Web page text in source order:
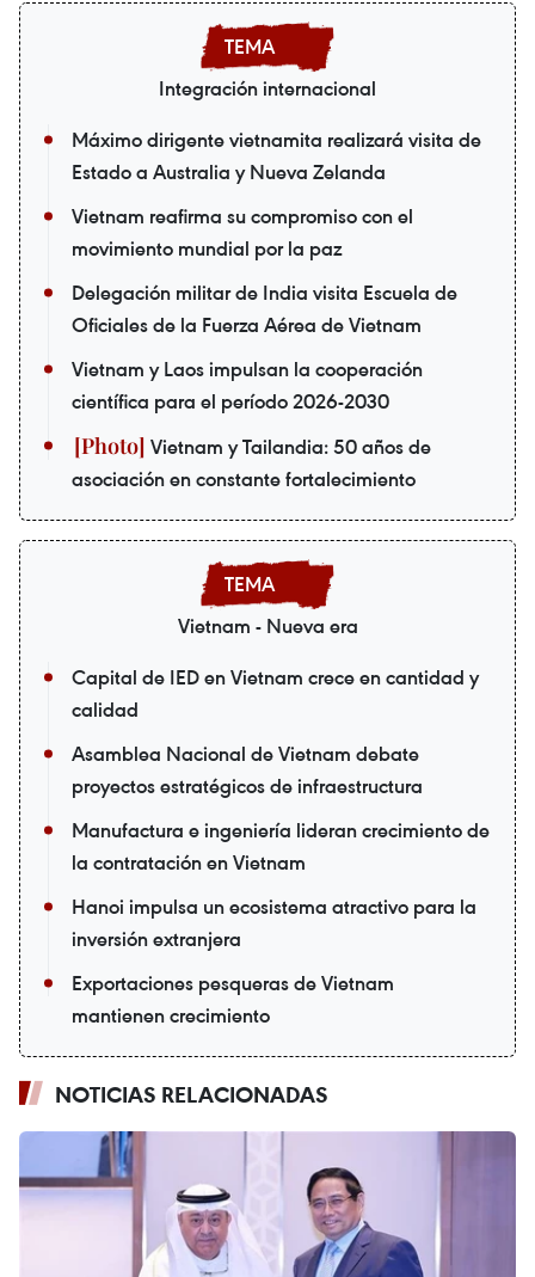
Integración internacional
Máximo dirigente vietnamita realizará visita de
Estado a Australia y Nueva Zelanda
Vietnam reafirma su compromiso con el
movimiento mundial por la paz
Delegación militar de India visita Escuela de
Oficiales de la Fuerza Aérea de Vietnam
Vietnam y Laos impulsan la cooperación
científica para el período 2026-2030
Vietnam y Tailandia: 50 años de
asociación en constante fortalecimiento
Vietnam - Nueva era
Capital de IED en Vietnam crece en cantidad y
calidad
Asamblea Nacional de Vietnam debate
proyectos estratégicos de infraestructura
Manufactura e ingeniería lideran crecimiento de
la contratación en Vietnam
Hanoi impulsa un ecosistema atractivo para la
inversión extranjera
Exportaciones pesqueras de Vietnam
mantienen crecimiento
NOTICIAS RELACIONADAS